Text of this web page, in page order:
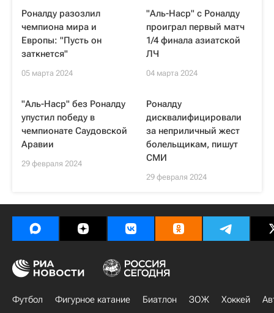
Роналду разозлил
чемпиона мира и
Европы: "Пусть он
заткнется"
05 марта 2024
"Аль-Наср" с Роналду
проиграл первый матч
1/4 финала азиатской
ЛЧ
04 марта 2024
"Аль-Наср" без Роналду
упустил победу в
чемпионате Саудовской
Аравии
29 февраля 2024
Роналду
дисквалифицировали
за неприличный жест
болельщикам, пишут
СМИ
29 февраля 2024
Футбол Фигурное катание Биатлон ЗОЖ Хоккей